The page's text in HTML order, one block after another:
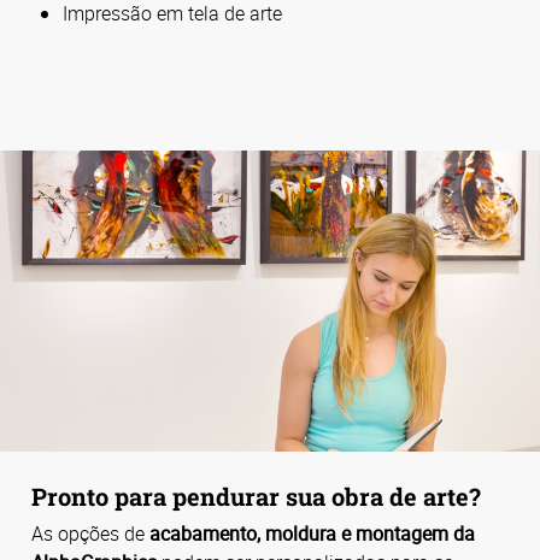
Impressão em tela de arte
Pronto para pendurar sua obra de arte?
As opções deacabamento, moldura e montagem da